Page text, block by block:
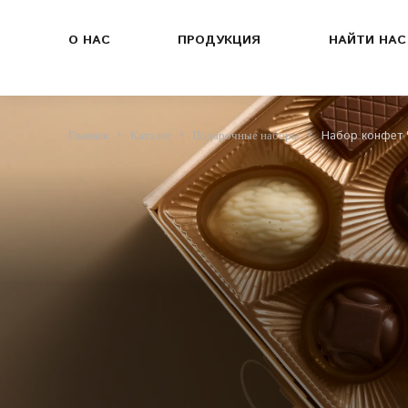
О НАС ПРОДУКЦИЯ НАЙТИ НАС
Главная Каталог Подарочные наборы Набор конфет